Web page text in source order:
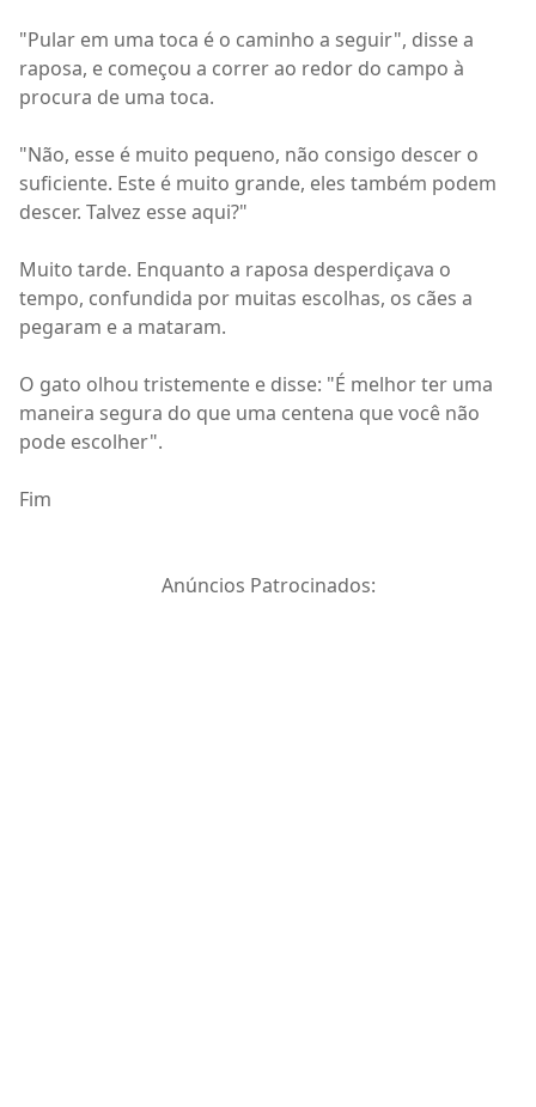
"Pular em uma toca é o caminho a seguir", disse a
raposa, e começou a correr ao redor do campo à
procura de uma toca.
"Não, esse é muito pequeno, não consigo descer o
suficiente. Este é muito grande, eles também podem
descer. Talvez esse aqui?"
Muito tarde. Enquanto a raposa desperdiçava o
tempo, confundida por muitas escolhas, os cães a
pegaram e a mataram.
O gato olhou tristemente e disse: "É melhor ter uma
maneira segura do que uma centena que você não
pode escolher".
Fim
Anúncios Patrocinados: